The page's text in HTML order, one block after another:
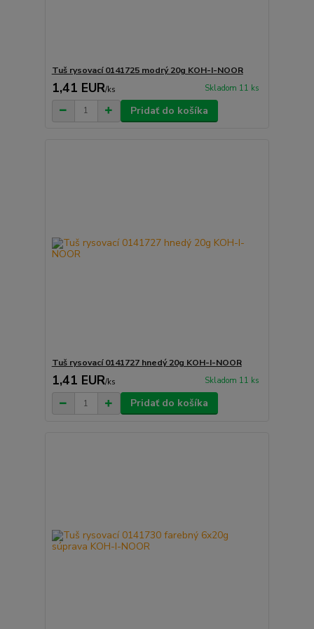
Tuš rysovací 0141725 modrý 20g KOH-I-NOOR
1,41 EUR/ks Skladom 11 ks
Pridať do košíka
Tuš rysovací 0141727 hnedý 20g KOH-I-NOOR
1,41 EUR/ks Skladom 11 ks
Pridať do košíka